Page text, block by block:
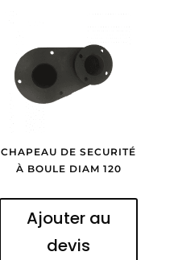
CHAPEAU DE SECURITÉ
À BOULE DIAM 120
Ajouter au
devis